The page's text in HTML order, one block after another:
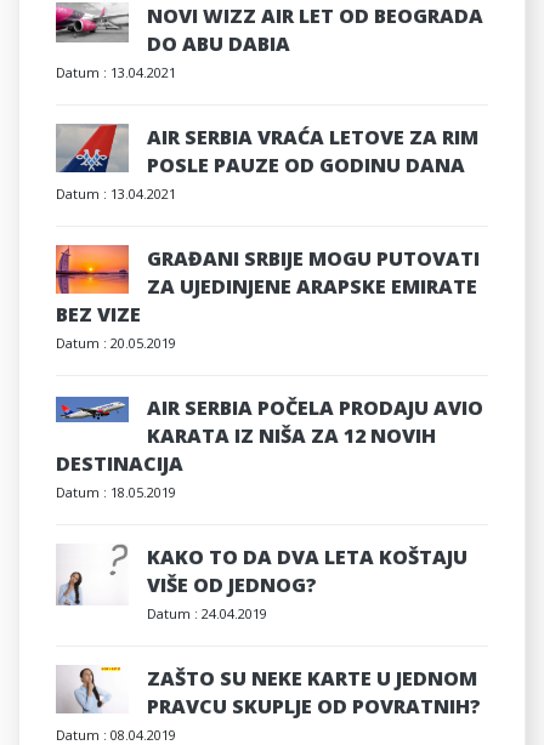
NOVI WIZZ AIR LET OD BEOGRADA
DO ABU DABIA
Datum : 13.04.2021
AIR SERBIA VRAĆA LETOVE ZA RIM
POSLE PAUZE OD GODINU DANA
Datum : 13.04.2021
GRAĐANI SRBIJE MOGU PUTOVATI
ZA UJEDINJENE ARAPSKE EMIRATE
BEZ VIZE
Datum : 20.05.2019
AIR SERBIA POČELA PRODAJU AVIO
KARATA IZ NIŠA ZA 12 NOVIH
DESTINACIJA
Datum : 18.05.2019
KAKO TO DA DVA LETA KOŠTAJU
VIŠE OD JEDNOG?
Datum : 24.04.2019
ZAŠTO SU NEKE KARTE U JEDNOM
PRAVCU SKUPLJE OD POVRATNIH?
Datum : 08.04.2019